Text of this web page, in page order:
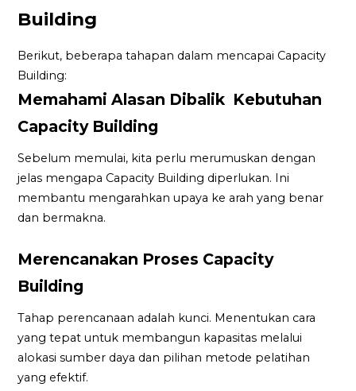
Building
Berikut, beberapa tahapan dalam mencapai Capacity
Building:
Memahami Alasan Dibalik Kebutuhan
Capacity Building
Sebelum memulai, kita perlu merumuskan dengan
jelas mengapa Capacity Building diperlukan. Ini
membantu mengarahkan upaya ke arah yang benar
dan bermakna.
Merencanakan Proses Capacity
Building
Tahap perencanaan adalah kunci. Menentukan cara
yang tepat untuk membangun kapasitas melalui
alokasi sumber daya dan pilihan metode pelatihan
yang efektif.